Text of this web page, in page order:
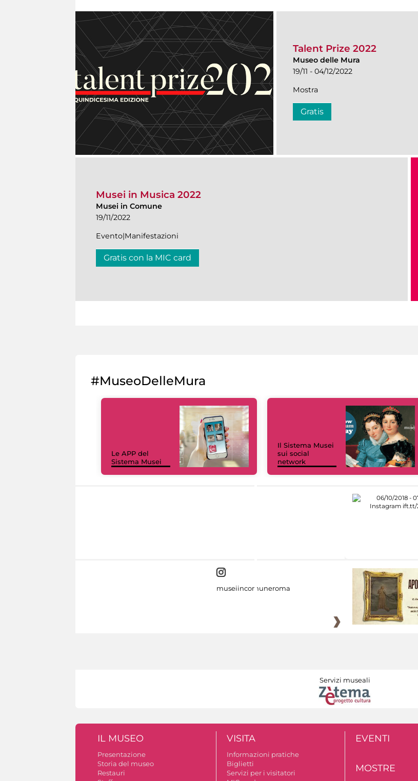
Talent Prize 2022
Museo delle Mura
19/11 - 04/12/2022
Mostra
Gratis
Musei in Musica 2022
Musei in Comune
19/11/2022
Evento|Manifestazioni
Gratis con la MIC card
#MuseoDelleMura
Le APP del
Sistema Musei
Il Sistema Musei
sui social
network
museiincomuneroma
Servizi museali
IL MUSEO
Presentazione
Storia del museo
Restauri
VISITA
Informazioni pratiche
Biglietti
Servizi per i visitatori
EVENTI
MOSTRE